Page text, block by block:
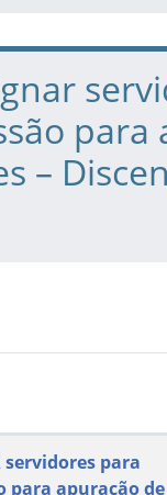
para
–
servidores para
para apuração